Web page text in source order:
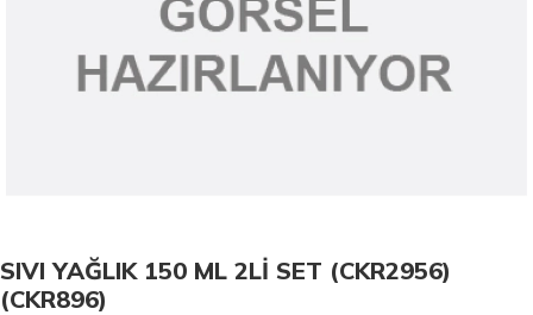
SIVI YAĞLIK 150 ML 2Lİ SET (CKR2956)
(CKR896)